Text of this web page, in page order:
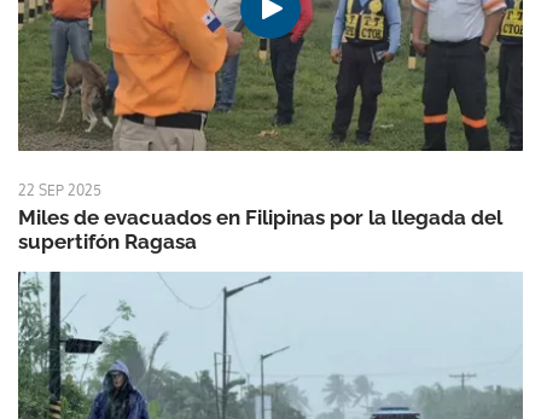
22 SEP 2025
Miles de evacuados en Filipinas por la llegada del
supertifón Ragasa